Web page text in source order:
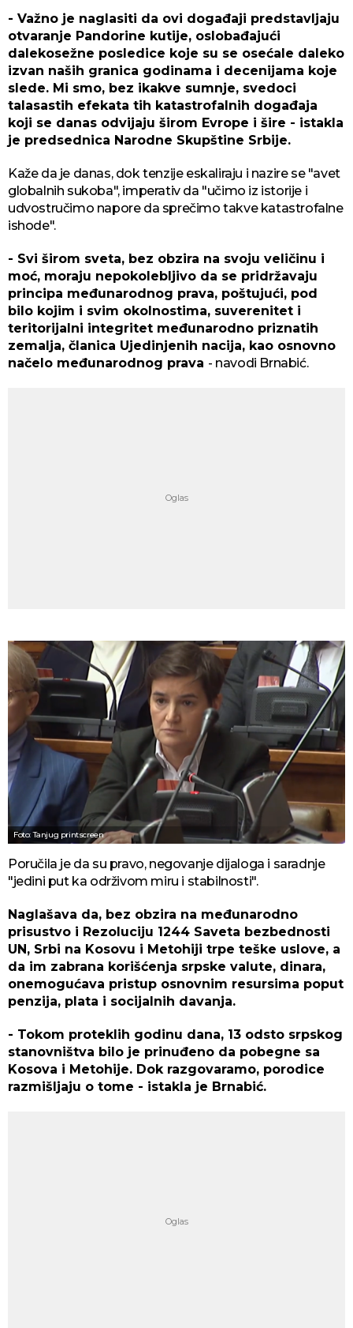
- Važno je naglasiti da ovi događaji predstavljaju
otvaranje Pandorine kutije, oslobađajući
dalekosežne posledice koje su se osećale daleko
izvan naših granica godinama i decenijama koje
slede. Mi smo, bez ikakve sumnje, svedoci
talasastih efekata tih katastrofalnih događaja
koji se danas odvijaju širom Evrope i šire - istakla
je predsednica Narodne Skupštine Srbije.
Kaže da je danas, dok tenzije eskaliraju i nazire se "avet
globalnih sukoba", imperativ da "učimo iz istorije i
udvostručimo napore da sprečimo takve katastrofalne
ishode".
- Svi širom sveta, bez obzira na svoju veličinu i
moć, moraju nepokolebljivo da se pridržavaju
principa međunarodnog prava, poštujući, pod
bilo kojim i svim okolnostima, suverenitet i
teritorijalni integritet međunarodno priznatih
zemalja, članica Ujedinjenih nacija, kao osnovno
načelo međunarodnog prava - navodi Brnabić.
Foto: Tanjug printscreen
Poručila je da su pravo, negovanje dijaloga i saradnje
"jedini put ka održivom miru i stabilnosti".
Naglašava da, bez obzira na međunarodno
prisustvo i Rezoluciju 1244 Saveta bezbednosti
UN, Srbi na Kosovu i Metohiji trpe teške uslove, a
da im zabrana korišćenja srpske valute, dinara,
onemogućava pristup osnovnim resursima poput
penzija, plata i socijalnih davanja.
- Tokom proteklih godinu dana, 13 odsto srpskog
stanovništva bilo je prinuđeno da pobegne sa
Kosova i Metohije. Dok razgovaramo, porodice
razmišljaju o tome - istakla je Brnabić.